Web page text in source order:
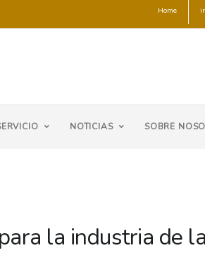
Home
NOTICIAS SOBRE
la industria de